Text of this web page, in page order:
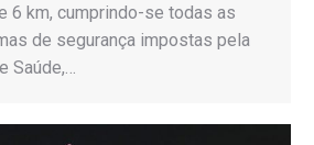
6 km, cumprindo-se todas as
de segurança impostas pela
Saúde,…